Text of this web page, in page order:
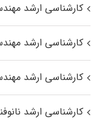
کارشناسی ارشد
کارشناسی ارشد
کارشناسی ارشد
کارشناسی ارشد